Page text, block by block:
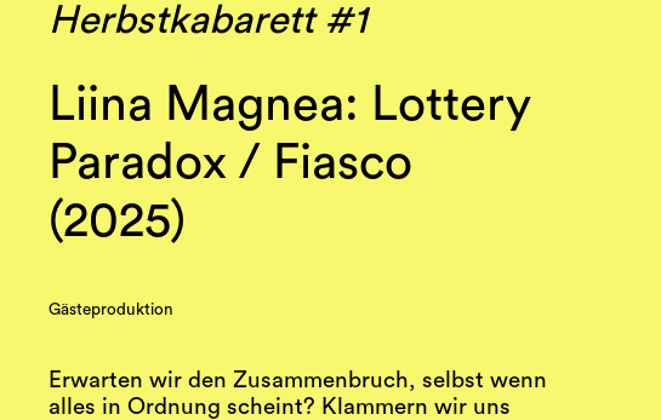
Herbstkabarett #1
Liina Magnea: Lottery
Paradox / Fiasco
(2025)
Gästeproduktion
Erwarten wir den Zusammenbruch, selbst wenn
alles in Ordnung scheint? Klammern wir uns